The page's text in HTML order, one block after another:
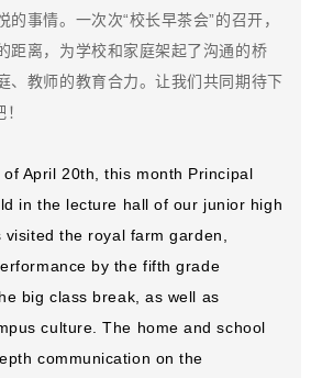
事情。一次次“校长早茶会”的召开，
距离，为学校和家庭架起了沟通的桥
、教师的教育合力。让我们共同期待下
April 20th, this month Principal
in the lecture hall of our junior high
the royal farm garden,
by the fifth grade
big class break, as well as
culture. The home and school
communication on the